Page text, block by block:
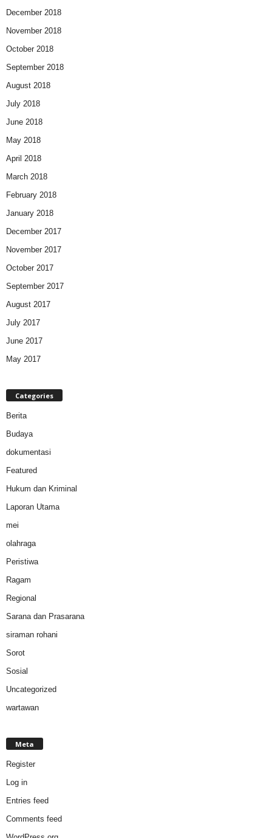
December 2018
November 2018
October 2018
September 2018
August 2018
July 2018
June 2018
May 2018
April 2018
March 2018
February 2018
January 2018
December 2017
November 2017
October 2017
September 2017
August 2017
July 2017
June 2017
May 2017
Categories
Berita
Budaya
dokumentasi
Featured
Hukum dan Kriminal
Laporan Utama
mei
olahraga
Peristiwa
Ragam
Regional
Sarana dan Prasarana
siraman rohani
Sorot
Sosial
Uncategorized
wartawan
Meta
Register
Log in
Entries feed
Comments feed